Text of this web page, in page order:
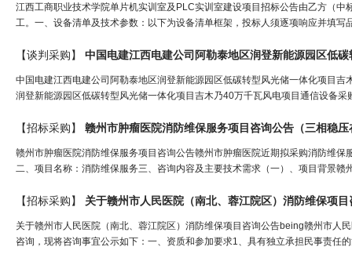
江西工商职业技术学院单片机实训室及PLC实训室建设项目招标公告由乙方（
工。一、设备清单及技术参数：以下为设备清单框架，投标人须逐项响应并填
【谈判采购】
中国电建江西电建公司阿勒泰地区润登新能源园区低碳转型风光储一体化项目
润登新能源园区低碳转型风光储一体化项目吉木乃40万千瓦风电项目通信设备
【招标采购】 赣州市肿瘤医院消防维保服务项目咨询公告（三相稳压
赣州市肿瘤医院消防维保服务项目咨询公告赣州市肿瘤医院近期拟采购消防维
二、项目名称：消防维保服务三、咨询内容及主要技术需求（一）、项目背景
【招标采购】 关于赣州市人民医院（南北、蓉江院区）消防维保项
关于赣州市人民医院（南北、蓉江院区）消防维保项目咨询公告being赣州市人
咨询，现将咨询事宜公示如下：一、资质和参加要求1、具有独立承担民事责任